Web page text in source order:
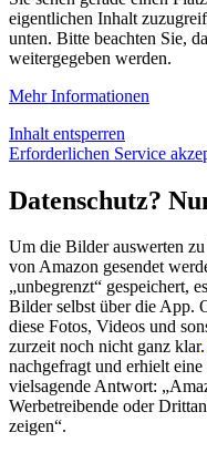
eigentlichen Inhalt
unten. Bitte beachten Sie,
weitergegeben werden.
Mehr Informationen
Inhalt entsperren
Erforderlichen Service
Datenschutz?
Um die Bilder auswerten
von Amazon gesendet
„unbegrenzt“ gespeichert,
Bilder selbst über die App.
diese Fotos, Videos und
zurzeit noch nicht ganz klar.
nachgefragt und erhielt
vielsagende Antwort:
Werbetreibende oder
zeigen“.